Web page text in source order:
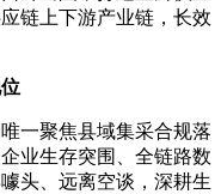
链上下游产业链，长效
一聚焦县域集采合规落
业生存突围、全链路数
头、远离空谈，深耕生